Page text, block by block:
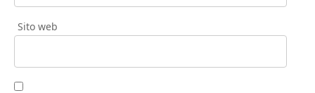
Sito web